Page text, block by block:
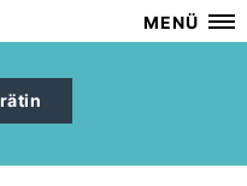
MENÜ